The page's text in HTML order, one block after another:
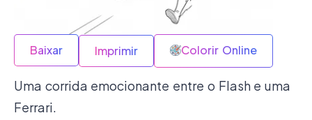
Baixar Imprimir Colorir Online
Uma corrida emocionante entre o Flash e uma
Ferrari.